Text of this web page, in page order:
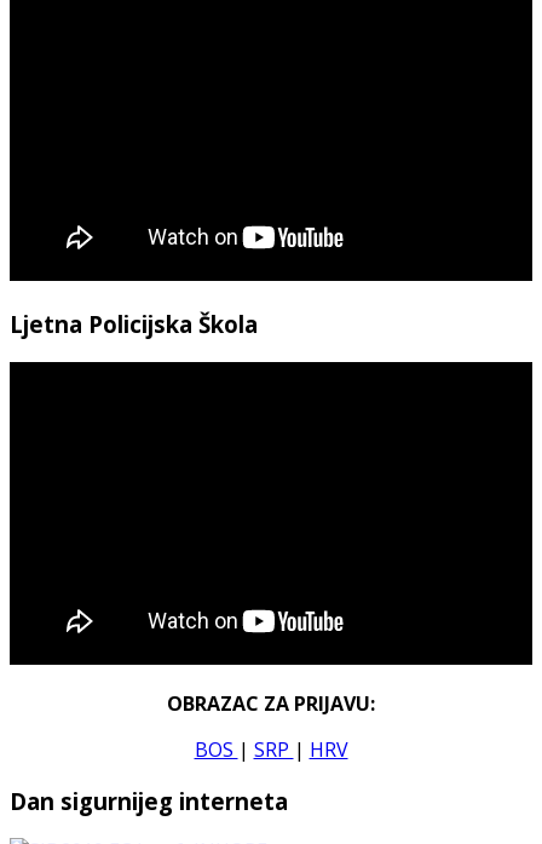
Ljetna Policijska Škola
OBRAZAC ZA PRIJAVU:
BOS | SRP | HRV
Dan sigurnijeg interneta